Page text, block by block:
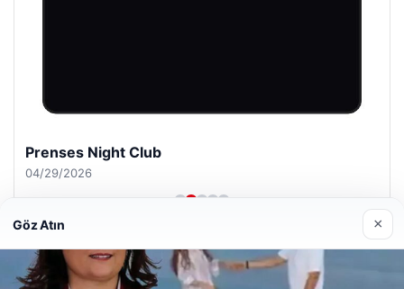
Prenses Night Club
04/29/2026
Göz Atın ×